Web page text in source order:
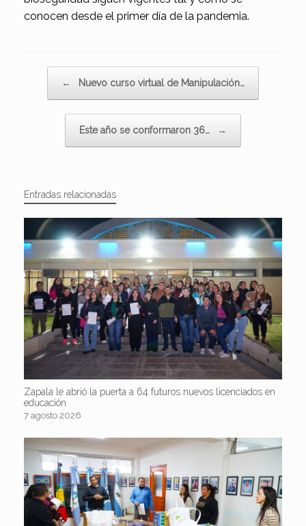
conocen desde el primer día de la pandemia.
← Nuevo curso virtual de Manipulación…
Este año se conformaron 36… →
Entradas relacionadas
Zapala le abrió la puerta a 64 futuros nuevos licenciados en
educación
7 agosto 2026